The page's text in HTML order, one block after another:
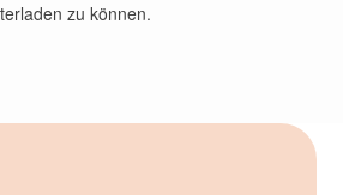
zu können.